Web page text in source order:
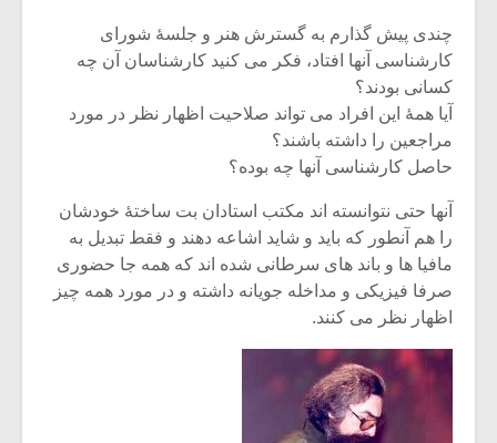
چندی پیش گذارم به گسترش هنر و جلسۀ شورای
کارشناسی آنها افتاد، فکر می کنید کارشناسان آن چه
کسانی بودند؟
آیا همۀ این افراد می تواند صلاحیت اظهار نظر در مورد
مراجعین را داشته باشند؟
حاصل کارشناسی آنها چه بوده؟
آنها حتی نتوانسته اند مکتب استادان بت ساختۀ خودشان
را هم آنطور که باید و شاید اشاعه دهند و فقط تبدیل به
مافیا ها و باند های سرطانی شده اند که همه جا حضوری
صرفا فیزیکی و مداخله جویانه داشته و در مورد همه چیز
اظهار نظر می کنند.